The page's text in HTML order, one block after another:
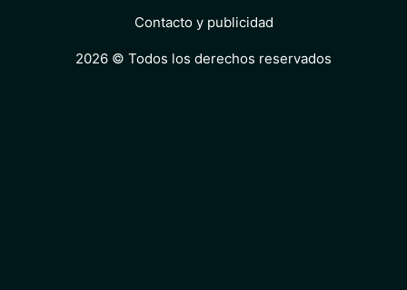
Contacto y publicidad
2026 © Todos los derechos reservados